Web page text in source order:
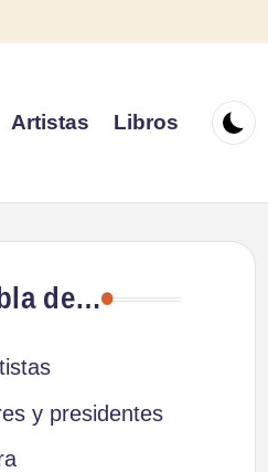
Artistas Libros
de…
y presidentes